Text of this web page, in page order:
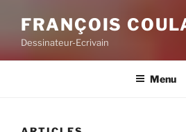
FRANÇOIS
Dessinateur-Ecrivain
Menu